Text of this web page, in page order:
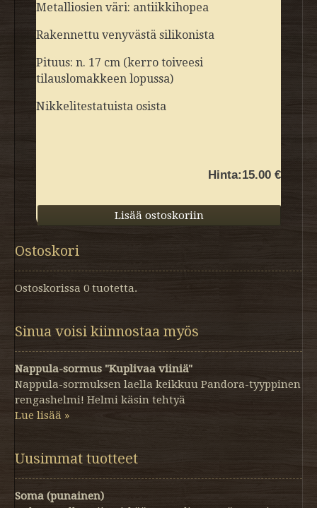
Metalliosien väri: antiikkihopea
Rakennettu venyvästä silikonista
Pituus: n. 17 cm (kerro toiveesi
tilauslomakkeen lopussa)
Nikkelitestatuista osista
Hinta:15.00 €
Ostoskori
Ostoskorissa 0 tuotetta.
Sinua voisi kiinnostaa myös
Nappula-sormus "Kuplivaa viiniä"
Nappula-sormuksen laella keikkuu Pandora-tyyppinen
rengashelmi! Helmi käsin tehtyä
Lue lisää »
Uusimmat tuotteet
Soma (punainen)